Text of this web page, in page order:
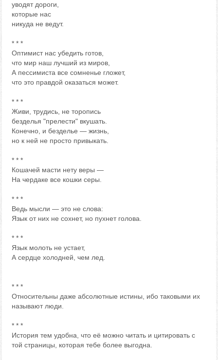
уводят дороги,
которые нас
никуда не ведут.
* * *
Оптимист нас убедить готов,
что мир наш лучший из миров,
А пессимиста все сомненье гложет,
что это правдой оказаться может.
* * *
Живи, трудись, не торопись
безделья "прелести" вкушать.
Конечно, и безделье — жизнь,
но к ней не просто привыкать.
* * *
Кошачей масти нету веры —
На чердаке все кошки серы.
* * *
Ведь мысли — это не слова:
Язык от них не сохнет, но пухнет голова.
* * *
Язык молоть не устает,
А сердце холодней, чем лед.
* * *
Относительны даже абсолютные истины, ибо таковыми их
называют люди.
* * *
История тем удобна, что её можно читать и цитировать с
той страницы, которая тебе более выгодна.